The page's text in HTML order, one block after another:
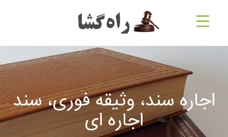
اجاره سند، وثیقه فوری، سند
اجاره ای